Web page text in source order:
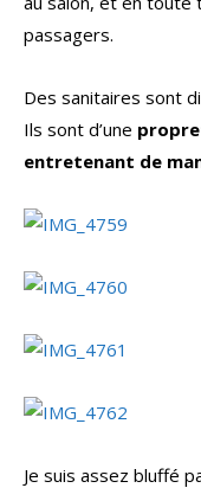
passagers.
Des sanitaires sont
Ils sont d’une
entretenant de
Je suis assez bluffé